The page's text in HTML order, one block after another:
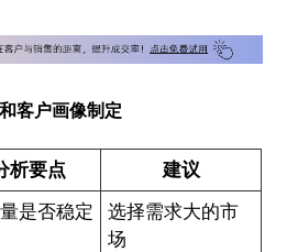
客户画像制定
析要点 建议
是否稳定
选择需求大的市
场